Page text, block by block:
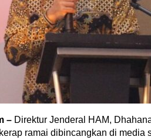
– Direktur Jenderal HAM,
ramai dibincangkan di media